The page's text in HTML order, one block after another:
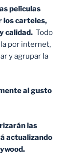
películas
los carteles,
calidad. Todo
por internet,
y agrupar la
al gusto
las
actualizando